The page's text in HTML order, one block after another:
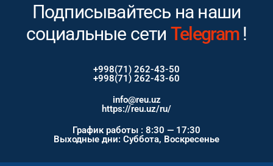
Подписывайтесь на наши
социальные сети Instagram!
+998(71) 262-43-50
+998(71) 262-43-60
info@reu.uz
https://reu.uz/ru/
График работы : 8:30 — 17:30
Выходные дни: Суббота, Воскресенье